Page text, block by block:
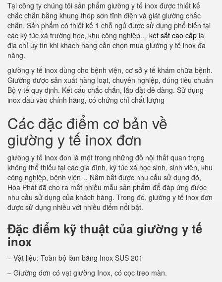
Tại công ty chúng tôi sản phẩm giường y tế inox được thiết kế
chắc chắn bằng khung thép sơn tĩnh điện và giát giường chắc
chắn. Sản phẩm có thiết kế 1 chỗ ngủ được sử dụng phổ biến tại
các ký túc xá trường học, khu công nghiệp… két sắt cao cấp là
địa chỉ uy tín khi khách hàng cần chọn mua giường y tế inox đa
năng.
giường y tế inox dùng cho bệnh viện, cơ sở y tế khám chữa bệnh.
Giường được sản xuất hàng loạt, chuyên nghiệp, đúng tiêu chuẩn
Bộ y tế quy định. Kết cấu chắc chắn, lắp đặt dễ dàng. Sử dụng
inox đầu vào chính hãng, có chứng chỉ chất lượng
Các đặc điểm cơ bản về
giường y tế inox đơn
giường y tế inox đơn là một trong những đồ nội thất quan trọng
không thể thiếu tại các gia đình, ký túc xá học sinh, sinh viên, khu
công nghiệp, bệnh viện… Nắm bắt được nhu cầu sử dụng đó,
Hòa Phát đã cho ra mắt nhiều mẫu sản phẩm để đáp ứng được
nhu cầu sử dụng của khách hàng. Trong đó, giường y tế inox đơn
được sử dụng nhiều với nhiều điểm nổi bật.
Đặc điểm kỹ thuật của giường y tế
inox
– Vật liệu: Toàn bộ làm bằng Inox SUS 201
– Giường đơn có vạt giường Inox, có cọc treo màn.